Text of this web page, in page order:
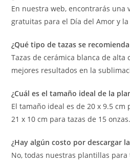
En nuestra web, encontrarás una
gratuitas para el Día del Amor y
¿Qué tipo de tazas se
Tazas de cerámica blanca de
mejores resultados en la
¿Cuál es el tamaño ideal de la
El tamaño ideal es de 20 x 9.5 cm
21 x 10 cm para tazas de 15 onzas.
¿Hay algún costo por descargar
No, todas nuestras plantillas